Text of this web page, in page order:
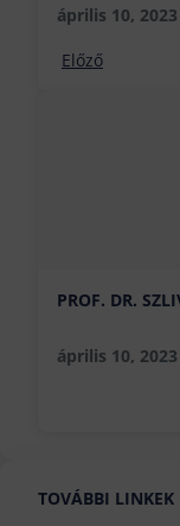
április 10, 2023
Előző
PROF. DR.
április 10, 2023
TOVÁBBI LINKEK